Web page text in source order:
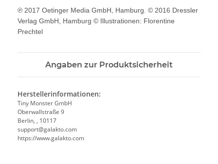
℗ 2017 Oetinger Media GmbH, Hamburg. © 2016 Dressler
Verlag GmbH, Hamburg © Illustrationen: Florentine
Prechtel
Angaben zur Produktsicherheit
Herstellerinformationen:
Tiny Monster GmbH
Oberwallstraße 9
Berlin, , 10117
support@galakto.com
https://www.galakto.com